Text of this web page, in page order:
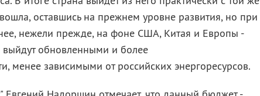
оставшись на прежнем уровне развития, но при
нежели прежде, на фоне США, Китая и Европы -
выйдут обновленными и более
менее зависимыми от российских энергоресурсов.